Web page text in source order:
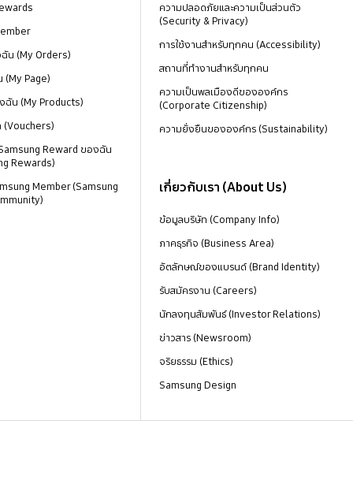
น (My Orders)
Page)
น (My Products)
Reward ของฉัน
Rewards)
Member (Samsung
ความปลอดภัยและความเป็นส่วนตัว
(Security & Privacy)
การใช้งานสำหรับทุกคน (Accessibility)
สถานที่ทำงานสำหรับทุกคน
ความเป็นพลเมืองดีขององค์กร
(Corporate Citizenship)
ความยั่งยืนขององค์กร (Sustainability)
เกี่ยวกับเรา (About Us)
ข้อมูลบริษัท (Company Info)
ภาคธุรกิจ (Business Area)
อัตลักษณ์ของแบรนด์ (Brand Identity)
รับสมัครงาน (Careers)
นักลงทุนสัมพันธ์ (Investor Relations)
ข่าวสาร (Newsroom)
จริยธรรม (Ethics)
Samsung Design